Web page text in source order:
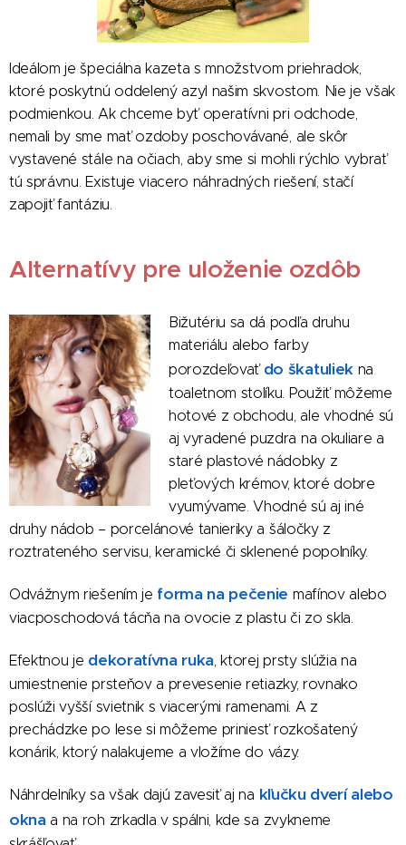
Ideálom je špeciálna kazeta s množstvom priehradok,
ktoré poskytnú oddelený azyl našim skvostom. Nie je však
podmienkou. Ak chceme byť operatívni pri odchode,
nemali by sme mať ozdoby poschovávané, ale skôr
vystavené stále na očiach, aby sme si mohli rýchlo vybrať
tú správnu. Existuje viacero náhradných riešení, stačí
zapojiť fantáziu.
Alternatívy pre uloženie ozdôb
Bižutériu sa dá podľa druhu
materiálu alebo farby
porozdeľovať do škatuliekna
toaletnom stolíku. Použiť môžeme
hotové z obchodu, ale vhodné sú
aj vyradené puzdra na okuliare a
staré plastové nádobky z
pleťových krémov, ktoré dobre
vyumývame. Vhodné sú aj iné
druhy nádob – porcelánové tanieriky a šáločky z
roztrateného servisu, keramické či sklenené popolníky.
Odvážnym riešením je forma na pečenie mafínov alebo
viacposchodová tácňa na ovocie z plastu či zo skla.
Efektnou je dekoratívna ruka , ktorej prsty slúžia na
umiestnenie prsteňov a prevesenie retiazky, rovnako
poslúži vyšší svietnik s viacerými ramenami. A z
prechádzke po lese si môžeme priniesť rozkošatený
konárik, ktorý nalakujeme a vložíme do vázy.
Náhrdelníky sa však dajú zavesiť aj na kľučku dverí alebo
oknaa na roh zrkadla v spálni, kde sa zvykneme